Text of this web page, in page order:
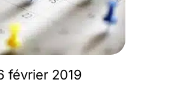
février 2019